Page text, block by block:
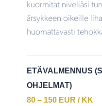
kuormitat niveliäsi
ärsykkeen oikeille
huomattavasti
ETÄVALMENNUS
OHJELMAT)
80 – 150 EUR / KK